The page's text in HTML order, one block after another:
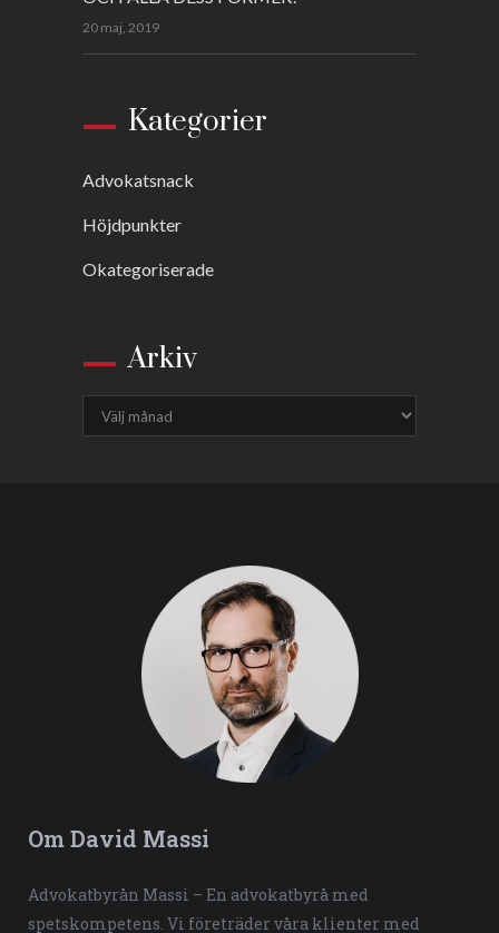
20 maj, 2019
Kategorier
Advokatsnack
Höjdpunkter
Okategoriserade
Arkiv
Om David Massi
Advokatbyrån Massi – En advokatbyrå med
spetskompetens. Vi företräder våra klienter med